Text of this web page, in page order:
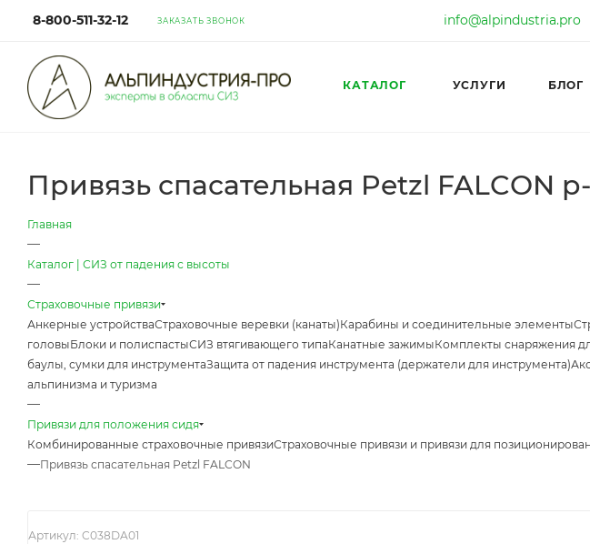
8-800-511-32-12 ЗАКАЗАТЬ ЗВОНОК info@alpindustria.pro
КАТАЛОГ УСЛУГИ БЛОГ
Привязь спасательная Petzl FALCON
Главная
—
Каталог | СИЗ от падения с высоты
—
Страховочные привязи
Анкерные устройстваСтраховочные веревки (канаты)Карабины и соединительные элементы
головыБлоки и полиспастыСИЗ втягивающего типаКанатные зажимыКомплекты снаряжения
баулы, сумки для инструментаЗащита от падения инструмента (держатели для инструмента)
альпинизма и туризма
—
Привязи для положения сидя
Комбинированные страховочные привязиСтраховочные привязи и привязи для
—Привязь спасательная Petzl FALCON
Артикул: C038DA01